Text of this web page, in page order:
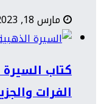
مارس 18, 2023
كتاب
الفرات